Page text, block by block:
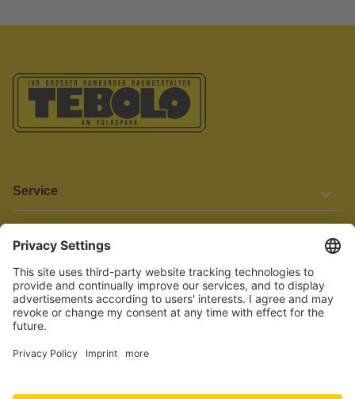
Service
Informationen
Barrierefreiheit
Wir bemühen uns, unsere Website barrierefrei zu gestalten.
Einige Inhalte und Funktionen sind derzeit jedoch noch nicht
vollständig zugänglich. Wenn Sie auf Barrieren stoßen oder Hilfe
benötigen, kontaktieren Sie uns bitte unter service[at]knutzen.de.
Vertrag widerrufen
© 2026 TEBOLO